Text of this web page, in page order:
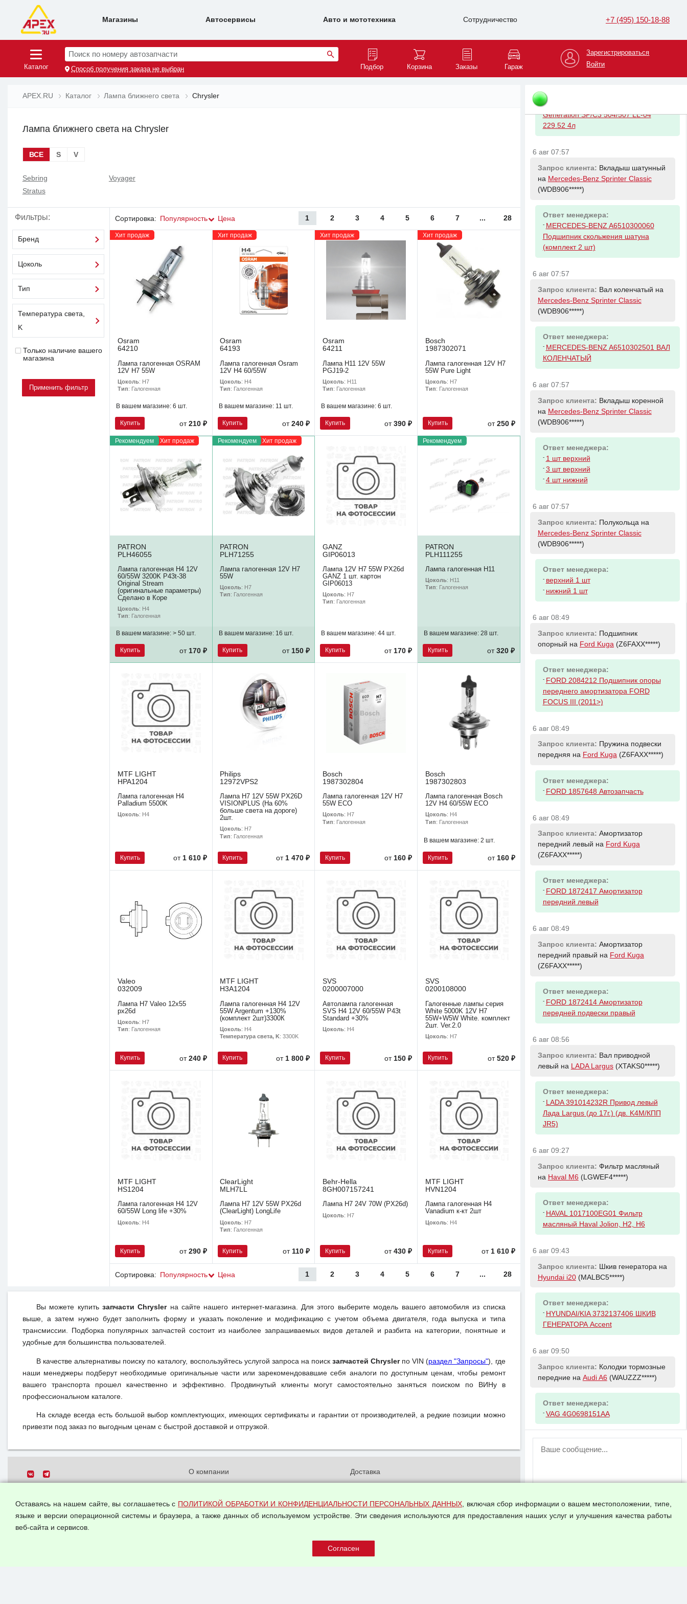
Магазины Автосервисы Авто и мототехника Сотрудничество +7 (495) 150-18-88
Каталог
Поиск по номеру автозапчасти
Способ получения заказа не выбран Подбор Корзина Заказы Гараж
Зарегистрироваться
Войти
APEX.RU Каталог Лампа ближнего света Chrysler
Лампа ближнего света на Chrysler
ВСЕ S V
Sebring
Stratus
Voyager
Фильтры:
Бренд
Цоколь
Тип
Температура света,
K
Только наличие вашего
магазина
Сортировка: Популярность Цена 1 2 3 4 5 6 7 ... 28
Хит продаж
Osram
64210
Лампа галогенная OSRAM
12V H7 55W
Цоколь: H7
Тип: Галогенная
В вашем магазине: 6 шт.
Купить от210 ₽
Хит продаж
Osram
64193
Лампа галогенная Osram
12V H4 60/55W
Цоколь: H4
Тип: Галогенная
В вашем магазине: 11 шт.
Купить от 240 ₽
Хит продаж
Osram
64211
Лампа H11 12V 55W
PGJ19-2
Цоколь: H11
Тип: Галогенная
В вашем магазине:6 шт.
Купить от390 ₽
Хит продаж
Bosch
1987302071
Лампа галогенная 12V H7
55W Pure Light
Цоколь: H7
Тип: Галогенная
Купить от 250 ₽
Рекомендуем Хит продаж
PATRON
PLH46055
Лампа галогенная H4 12V
60/55W 3200K P43t-38
Original Stream
(оригинальные параметры)
Сделано в Коре
Цоколь: H4
Тип: Галогенная
В вашем магазине: > 50 шт.
Купить от 170 ₽
Рекомендуем Хит продаж
PATRON
PLH71255
Лампа галогенная 12V H7
55W
Цоколь: H7
Тип: Галогенная
В вашем магазине: 16 шт.
Купить от 150 ₽
GANZ
GIP06013
Лампа 12V H7 55W PX26d
GANZ 1 шт. картон
GIP06013
Цоколь: H7
Тип: Галогенная
В вашем магазине:44 шт.
Купить от 170 ₽
Рекомендуем
PATRON
PLH111255
Лампа галогенная H11
Цоколь: H11
Тип: Галогенная
В вашем магазине: 28 шт.
Купить от 320 ₽
MTF LIGHT
HPA1204
Лампа галогенная H4
Palladium 5500K
Цоколь: H4
Купить от1 610 ₽
Philips
12972VPS2
Лампа H7 12V 55W PX26D
VISIONPLUS (На 60%
больше света на дороге)
2шт.
Цоколь: H7
Тип: Галогенная
Купить от 1 470 ₽
Bosch
1987302804
Лампа галогенная 12V H7
55W ECO
Цоколь: H7
Тип: Галогенная
Купить от160 ₽
Bosch
1987302803
Лампа галогенная Bosch
12V H4 60/55W ECO
Цоколь: H4
Тип: Галогенная
В вашем магазине: 2 шт.
Купить от 160 ₽
Valeo
032009
Лампа Н7 Valeo 12х55
рx26d
Цоколь: H7
Тип: Галогенная
Купить от240 ₽
MTF LIGHT
H3A1204
Лампа галогенная H4 12V
55W Argentum +130%
(комплект 2шт)3300К
Цоколь: H4
Температура света, K: 3300K
Купить от 1 800 ₽
SVS
0200007000
Автолампа галогенная
SVS H4 12V 60/55W P43t
Standard +30%
Цоколь: H4
Купить от 150 ₽
SVS
0200108000
Галогенные лампы серия
White 5000K 12V H7
55W+W5W White. комплект
2шт. Ver.2.0
Цоколь: H7
Купить от 520 ₽
MTF LIGHT
HS1204
Лампа галогенная H4 12V
60/55W Long life +30%
Цоколь: H4
Купить от290 ₽
ClearLight
MLH7LL
Лампа H7 12V 55W PX26d
(ClearLight) LongLife
Цоколь: H7
Тип: Галогенная
Купить от 110 ₽
Behr-Hella
8GH007157241
Лампа H7 24V 70W (PX26d)
Цоколь: H7
Купить от430 ₽
MTF LIGHT
HVN1204
Лампа галогенная H4
Vanadium к-кт 2шт
Цоколь: H4
Купить от 1 610 ₽
Сортировка: Популярность Цена 1 2 3 4 5 6 7 ... 28
Вы можете купитьзапчасти Chryslerна сайте нашего интернет-магазина. Для этого выберите модель вашего автомобиля из списка
выше, а затем нужно будет заполнить форму и указать поколение и модификацию с учетом объема двигателя, года выпуска и типа
трансмиссии. Подборка популярных запчастей состоит из наиболее запрашиваемых видов деталей и разбита на категории, понятные и
удобные для большинства пользователей.
В качестве альтернативы поиску по каталогу, воспользуйтесь услугой запроса на поискзапчастей Chryslerпо VIN (раздел "Запросы"), где
наши менеджеры подберут необходимые оригинальные части или зарекомендовавшие себя аналоги по доступным ценам, чтобы ремонт
вашего транспорта прошел качественно и эффективно. Продвинутый клиенты могут самостоятельно заняться поиском по ВИНу в
профессиональном каталоге.
На складе всегда есть большой выбор комплектующих, имеющих сертификаты и гарантии от производителей, а редкие позиции можно
привезти под заказ по выгодным ценам с быстрой доставкой и отгрузкой.
Все права защищены.
О компании
данных
Доставка
Оплата и возвраты
Арендодателям
Оставаясь на нашем сайте, вы соглашаетесь с ПОЛИТИКОЙ ОБРАБОТКИ И КОНФИДЕНЦИАЛЬНОСТИ ПЕРСОНАЛЬНЫХ ДАННЫХ, включая сбор информации о вашем местоположении, типе,
языке и версии операционной системы и браузера, а также данных об используемом устройстве. Эти сведения используются для предоставления наших услуг и улучшения качества работы
веб-сайта и сервисов.
Skoda Rapid(XW8AG2*****)
-LIQUI MOLY 3715 Масло моторное
синт. 5W-30 Top Tec 4200 New
Generation SP/C3 504/507 LL-04
229.52 4л
6 авг 07:57
Запрос клиента: Вкладыш шатунный
на Mercedes-Benz Sprinter Classic
(WDB906*****)
Ответ менеджера:
- MERCEDES-BENZ A6510300060
Подшипник скольжения шатуна
(комплект 2 шт)
6 авг 07:57
Запрос клиента: Вал коленчатый на
Mercedes-Benz Sprinter Classic
(WDB906*****)
Ответ менеджера:
- MERCEDES-BENZ A6510302501 ВАЛ
КОЛЕНЧАТЫЙ
6 авг 07:57
Запрос клиента: Вкладыш коренной
на Mercedes-Benz Sprinter Classic
(WDB906*****)
Ответ менеджера:
- 1 шт верхний
- 3 шт верхний
- 4 шт нижний
6 авг 07:57
Запрос клиента: Полукольца на
Mercedes-Benz Sprinter Classic
(WDB906*****)
Ответ менеджера:
- верхний 1 шт
- нижний 1 шт
6 авг 08:49
Запрос клиента: Подшипник
опорный на Ford Kuga (Z6FAXX*****)
Ответ менеджера:
- FORD 2084212 Подшипник опоры
переднего амортизатора FORD
FOCUS III (2011>)
6 авг 08:49
Запрос клиента: Пружина подвески
передняя на Ford Kuga(Z6FAXX*****)
Ответ менеджера:
- FORD 1857648 Автозапчасть
6 авг 08:49
Запрос клиента: Амортизатор
передний левый на Ford Kuga
(Z6FAXX*****)
Ответ менеджера:
- FORD 1872417 Амортизатор
передний левый
6 авг 08:49
Запрос клиента: Амортизатор
передний правый на Ford Kuga
(Z6FAXX*****)
Ответ менеджера:
- FORD 1872414 Амортизатор
передней подвески правый
6 авг 08:56
Запрос клиента: Вал приводной
левый на
LADA Largus(XTAKS0*****)
Ответ менеджера:
- LADA 391014232R Привод левый
Лада Largus (до 17г.) (дв. K4M/КПП
JR5)
6 авг 09:27
Запрос клиента: Фильтр масляный
на Haval M6(LGWEF4*****)
Ответ менеджера:
- HAVAL 1017100EG01 Фильтр
масляный Haval Jolion, H2, H6
6 авг 09:43
Запрос клиента: Шкив генератора на
Hyundai i20(MALBC5*****)
Ответ менеджера:
- HYUNDAI/KIA 3732137406 ШКИВ
ГЕНЕРАТОРА Accent
6 авг 09:50
Запрос клиента: Колодки тормозные
передние на Audi A6(WAUZZZ*****)
Ответ менеджера:
- VAG 4G0698151AA
ВНИМАНИЕ!
пользователей временно отключена!
аккаунт.